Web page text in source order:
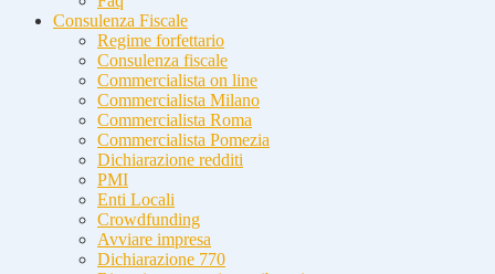
Consulenza Fiscale
Regime forfettario
Consulenza fiscale
Commercialista on line
Commercialista Milano
Commercialista Roma
Commercialista Pomezia
Dichiarazione redditi
PMI
Enti Locali
Crowdfunding
Avviare impresa
Dichiarazione 770